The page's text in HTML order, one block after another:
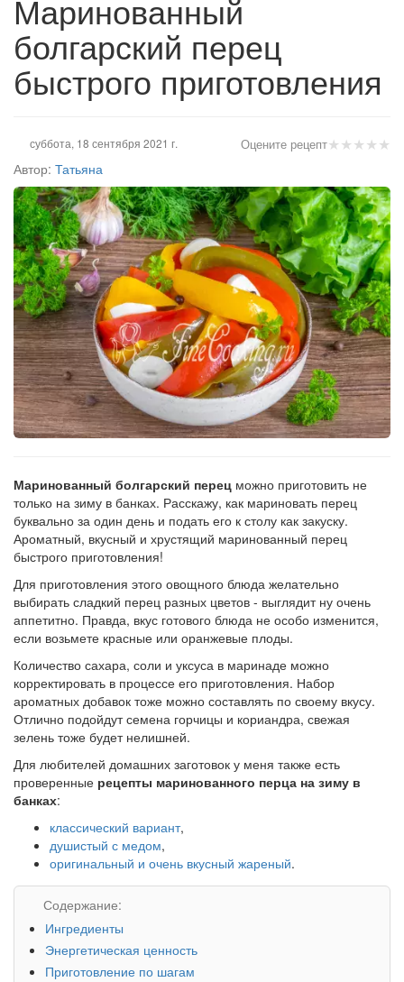
Маринованный
болгарский перец
быстрого приготовления
★★★★★
Оцените рецепт
суббота, 18 сентября 2021 г.
Автор: Татьяна
Маринованный болгарский перец можно приготовить не
только на зиму в банках. Расскажу, как мариновать перец
буквально за один день и подать его к столу как закуску.
Ароматный, вкусный и хрустящий маринованный перец
быстрого приготовления!
Для приготовления этого овощного блюда желательно
выбирать сладкий перец разных цветов - выглядит ну очень
аппетитно. Правда, вкус готового блюда не особо изменится,
если возьмете красные или оранжевые плоды.
Количество сахара, соли и уксуса в маринаде можно
корректировать в процессе его приготовления. Набор
ароматных добавок тоже можно составлять по своему вкусу.
Отлично подойдут семена горчицы и кориандра, свежая
зелень тоже будет нелишней.
Для любителей домашних заготовок у меня также есть
проверенные рецепты маринованного перца на зиму в
банках:
классический вариант,
душистый с медом,
оригинальный и очень вкусный жареный.
Содержание:
Ингредиенты
Энергетическая ценность
Приготовление по шагам